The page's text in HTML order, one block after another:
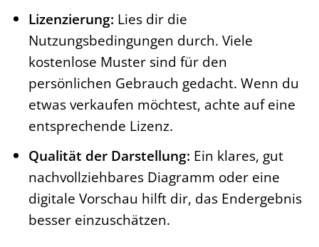
Lizenzierung: Lies dir die
Nutzungsbedingungen durch. Viele
kostenlose Muster sind für den
persönlichen Gebrauch gedacht. Wenn du
etwas verkaufen möchtest, achte auf eine
entsprechende Lizenz.
Qualität der Darstellung: Ein klares, gut
nachvollziehbares Diagramm oder eine
digitale Vorschau hilft dir, das Endergebnis
besser einzuschätzen.